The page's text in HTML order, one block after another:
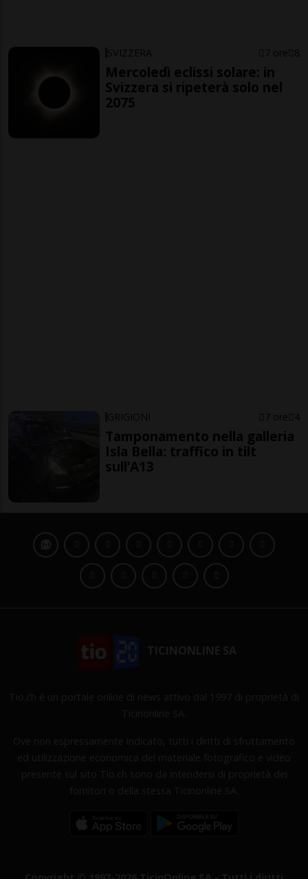
SVIZZERA 7 ore 8
Mercoledì eclissi solare: in
Svizzera si ripeterà solo nel
2075
GRIGIONI 7 ore 4
Tamponamento nella galleria
Isla Bella: traffico in tilt
sull’A13